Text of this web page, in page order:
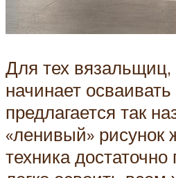
Для тех вязальщиц,
начинает
предлагается так
«ленивый» рисунок
техника достаточно